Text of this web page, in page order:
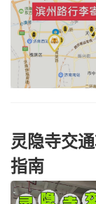
灵隐寺交
指南